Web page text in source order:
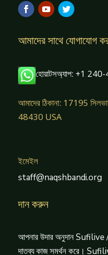
আমাদের সাথে যোগাযোগ
হোয়াটসঅ্যাপ: +1
আমাদের ঠিকানা: 17195
48430 USA
ইমেইল
staff@naqshbandi.org
দান করুন
আপনার উদার অনুদান Sufilive
দাতব্য কাজ সমর্থন করে।